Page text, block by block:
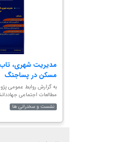
مدیریت شهری،
مسکن در پساجنگ
به گزارش روابط عمومی
مطالعات اجتماعی
نشست و سخنرانی ها